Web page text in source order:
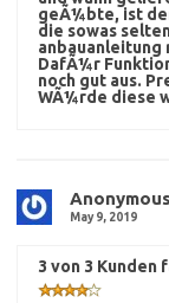
geÃ¼bte, ist
die sowas
DafÃ¼r
noch gut aus.
WÃ¼rde diese
Anonymous
May 9, 2019
3 von 3